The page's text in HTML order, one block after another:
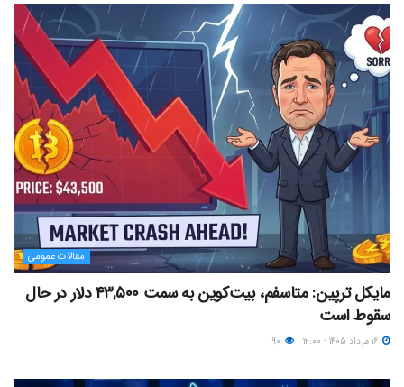
مقالات عمومی
مایکل ترپین: متاسفم، بیت‌کوین به سمت ۴۳,۵۰۰ دلار در حال
سقوط است